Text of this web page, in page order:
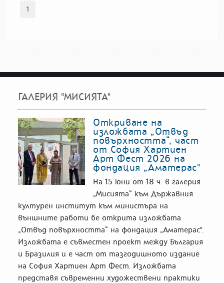
1
ГАЛЕРИЯ "МИСИЯТА"
Откриване на
изложбата „Отвъд
повърхността“, част
от София Хартиен
Арт Фест 2026 на
фондация „Аматерас"
На 15 юни от 18 ч. в галерия
„Мисията“ към Държавния
културен институт към министъра на
външните работи бе открита изложбата
„Отвъд повърхността“ на фондация „Аматерас".
Изложбата е съвместен проект между България
и Бразилия и е част от тазгодишното издание
на София Хартиен Арт Фест. Изложбата
представя съвременни художествени практики